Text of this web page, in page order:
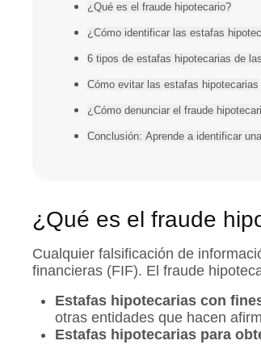
¿Qué es el fraude hipotecario?
¿Cómo identificar las estafas
6 tipos de estafas hipotecarias de
Cómo evitar las estafas hipotecarias
¿Cómo denunciar el fraude
Conclusión: Aprende a identificar
¿Qué es el fraude
Cualquier falsificación de
financieras (FIF). El fraude
Estafas hipotecarias con
otras entidades que hacen
Estafas hipotecarias para